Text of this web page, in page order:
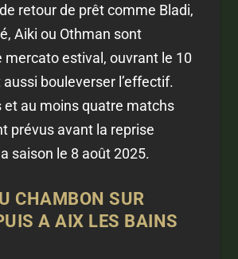
retour de prêt comme Bladi,
Aiki ou Othman sont
mercato estival, ouvrant le 10
bouleverser l’effectif.
et au moins quatre matchs
prévus avant la reprise
saison le 8 août 2025.
CHAMBON SUR
A AIX LES BAINS